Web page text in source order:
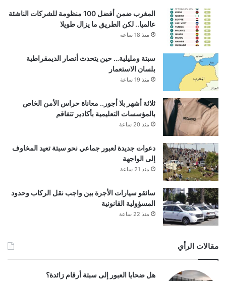
المغرب ضمن أفضل 100 منظومة للشركات الناشئة
عالميا.. لكن الطريق ما يزال طويلا
منذ 18 ساعة
سبتة ومليلية… حين يتحدث أنصار الديمقراطية
بلسان الاستعمار
منذ 19 ساعة
ثلاثة أشهر بلا أجور.. معاناة حراس الأمن الخاص
بالمؤسسات التعليمية بأكادير تتفاقم
منذ 20 ساعة
دعوات جديدة لعبور جماعي نحو سبتة تعيد المخاوف
إلى الواجهة
منذ 21 ساعة
سائقو سيارات الأجرة بين واجب نقل الركاب وحدود
المسؤولية القانونية
منذ 22 ساعة
مقالات الرأي
هل ضحايا العبور إلى سبتة أرقام زائدة؟